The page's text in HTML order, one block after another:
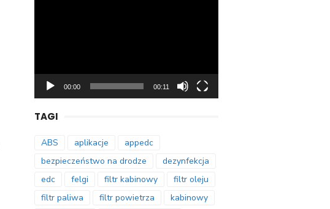
00:00 00:11
TAGI
ABS aplikacje
appedc
bezpieczeństwo na drodze
dezynfekcja
edc
felgi filtr kabinowy
filtr oleju
filtr paliwa
filtr powietrza
kabinowy